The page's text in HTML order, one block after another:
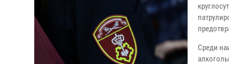
Среди